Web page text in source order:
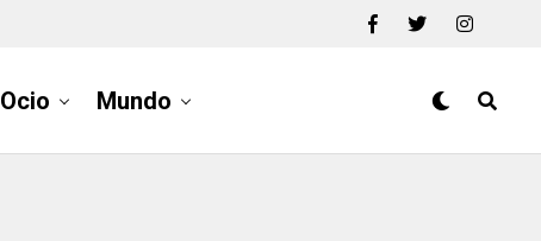
Ocio Mundo